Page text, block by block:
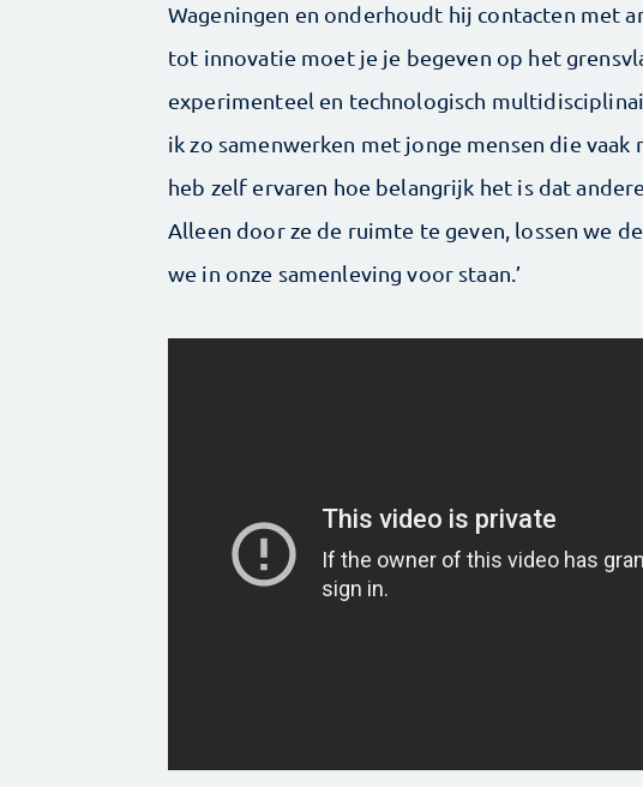
Wageningen en onderhoudt hij contacten met
tot innovatie moet je je begeven op het
experimenteel en technologisch
ik zo samenwerken met jonge mensen die
heb zelf ervaren hoe belangrijk het is dat
Alleen door ze de ruimte te geven, lossen we
we in onze samenleving voor staan.’